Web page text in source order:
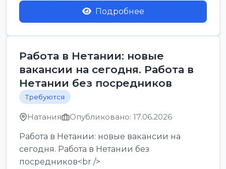
Подробнее
Работа в Нетании: новые
вакансии на сегодня. Работа в
Нетании без посредников
Требуются
Натания Опубликовано: 17.06.2026
Работа в Нетании: новые вакансии на
сегодня. Работа в Нетании без
посредников<br />